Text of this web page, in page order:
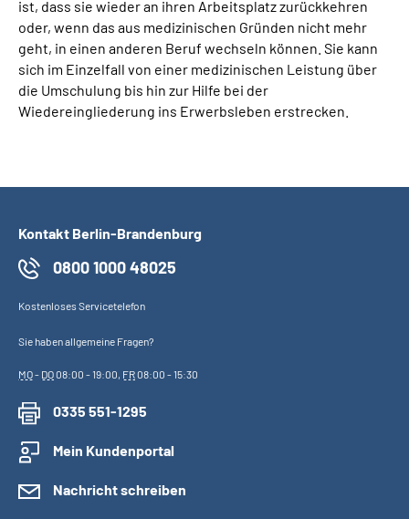
ist, dass sie wieder an ihren Arbeitsplatz zurückkehren
oder, wenn das aus medizinischen Gründen nicht mehr
geht, in einen anderen Beruf wechseln können. Sie kann
sich im Einzelfall von einer medizinischen Leistung über
die Umschulung bis hin zur Hilfe bei der
Wiedereingliederung ins Erwerbsleben erstrecken.
Kontakt Berlin-Brandenburg
0800 1000 48025
Kostenloses Servicetelefon
Sie haben allgemeine Fragen?
MO- DO08:00 - 19:00, FR08:00 - 15:30
0335 551-1295
Mein Kundenportal
Nachricht schreiben